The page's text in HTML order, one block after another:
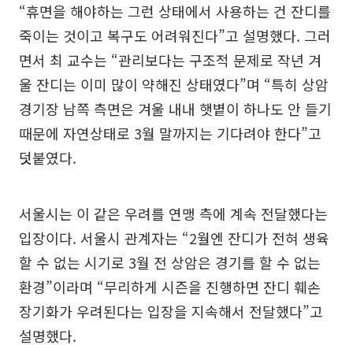
“휴면을 해야하는 그런 상태에서 사용하는 건 잔디를
죽이는 것이고 복구도 어려워진다”고 설명했다. 그러
면서 최 교수는 “관리보다는 구조적 문제로 작년 겨
울 잔디는 이미 많이 약해진 상태였다”며 “특히 상암
경기장 남쪽 측면은 겨울 내내 햇볕이 하나도 안 들기
때문에 자연상태로 3월 말까지는 기다려야 한다”고
덧붙였다.
서울시는 이 같은 우려를 연맹 측에 계속 전달했다는
입장이다. 서울시 관계자는 “2월엔 잔디가 전혀 생육
할 수 없는 시기로 3월 전 상암은 경기를 할 수 없는
환경”이라며 “무리하게 시즌을 진행하면 잔디 훼손
장기화가 우려된다는 입장을 지속해서 전달했다”고
설명했다.